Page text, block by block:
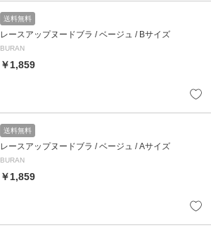
送料無料
レースアップヌードブラ / ベージュ / Bサイズ
BURAN
￥1,859
送料無料
レースアップヌードブラ / ベージュ / Aサイズ
BURAN
￥1,859